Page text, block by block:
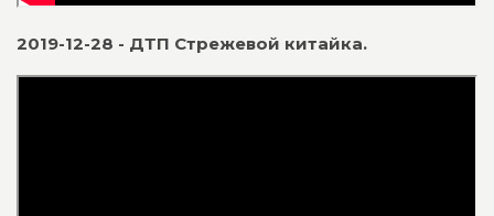
2019-12-28 - ДТП Стрежевой китайка.